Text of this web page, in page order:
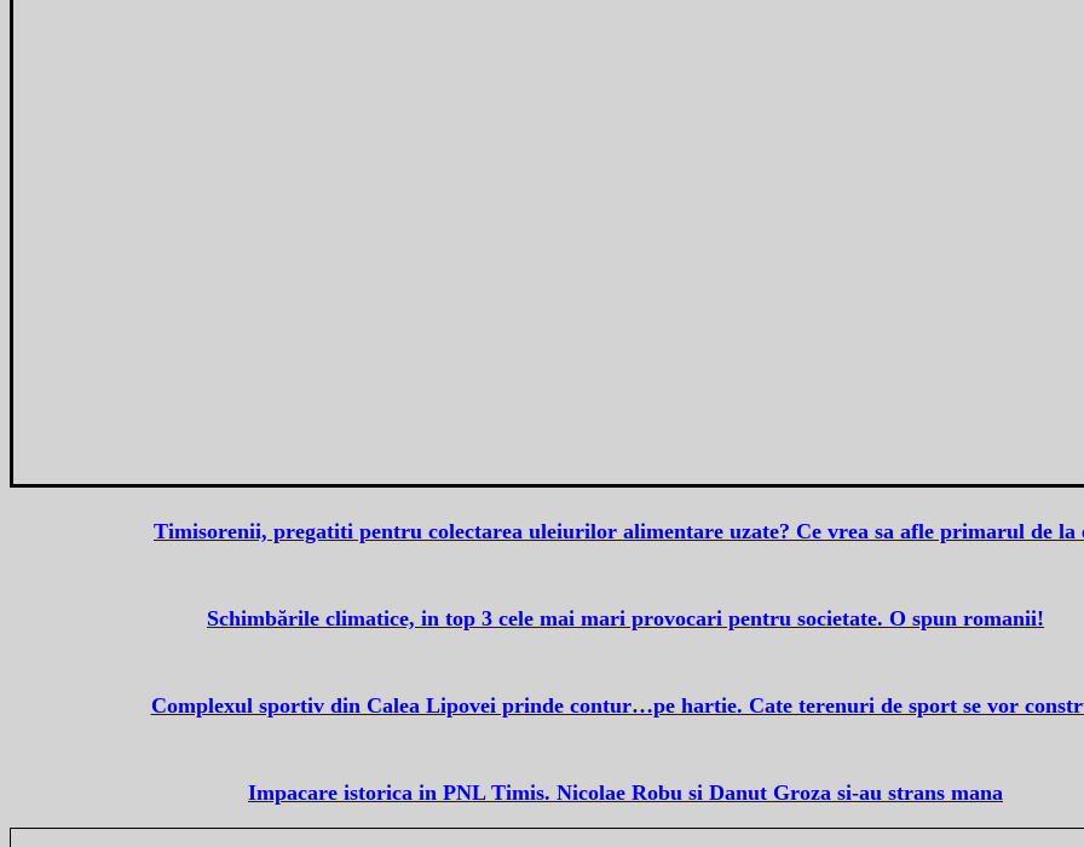
Timisorenii, pregatiti pentru colectarea uleiurilor alimentare uzate? Ce vrea sa afle primarul de la
Schimbările climatice, in top 3 cele mai mari provocari pentru societate. O spun romanii!
Complexul sportiv din Calea Lipovei prinde contur…pe hartie. Cate terenuri de sport se vor
Impacare istorica in PNL Timis. Nicolae Robu si Danut Groza si-au strans mana